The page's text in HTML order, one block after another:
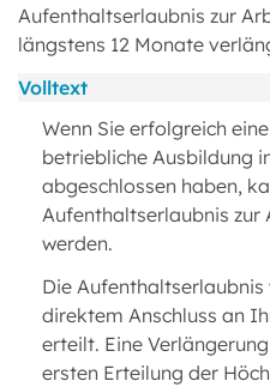
Aufenthaltserlaubnis zur
längstens 12 Monate
Volltext
Wenn Sie erfolgreich
betriebliche Ausbildung
abgeschlossen haben,
Aufenthaltserlaubnis
werden.
Die
direktem Anschluss an
erteilt. Eine
ersten Erteilung der